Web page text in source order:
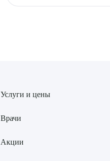
Услуги и цены
Врачи
Акции